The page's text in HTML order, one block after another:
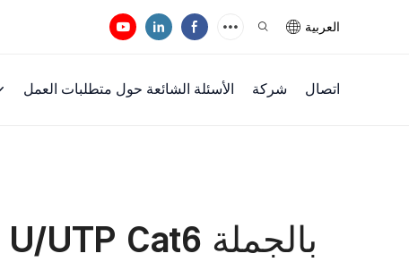
العربية
الأسئلة الشائعة حول متطلبات العمل شركة اتصال